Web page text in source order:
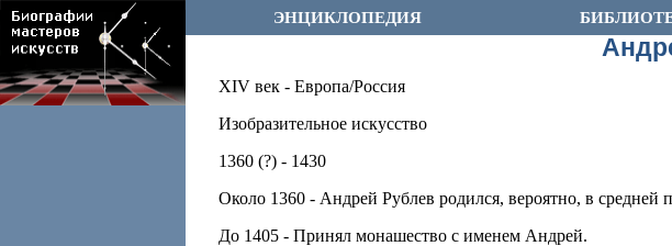
ЭНЦИКЛОПЕДИЯ
XIV век - Европа/Россия
Изобразительное искусство
1360 (?) - 1430
Около 1360 - Андрей Рублев родился, вероятно, в средней
До 1405 - Принял монашество с именем Андрей.